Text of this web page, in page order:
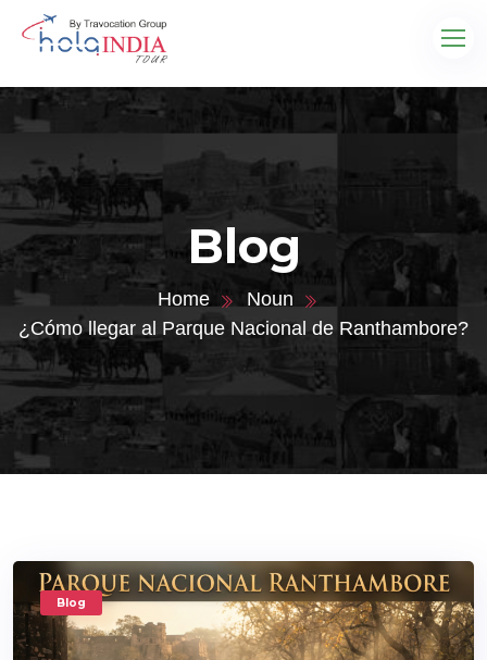
Blog
Home
Noun
¿Cómo llegar al Parque Nacional de Ranthambore?
Blog